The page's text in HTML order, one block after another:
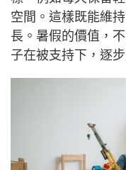
空間。這樣既能維
長。暑假的價值，
子在被支持下，逐